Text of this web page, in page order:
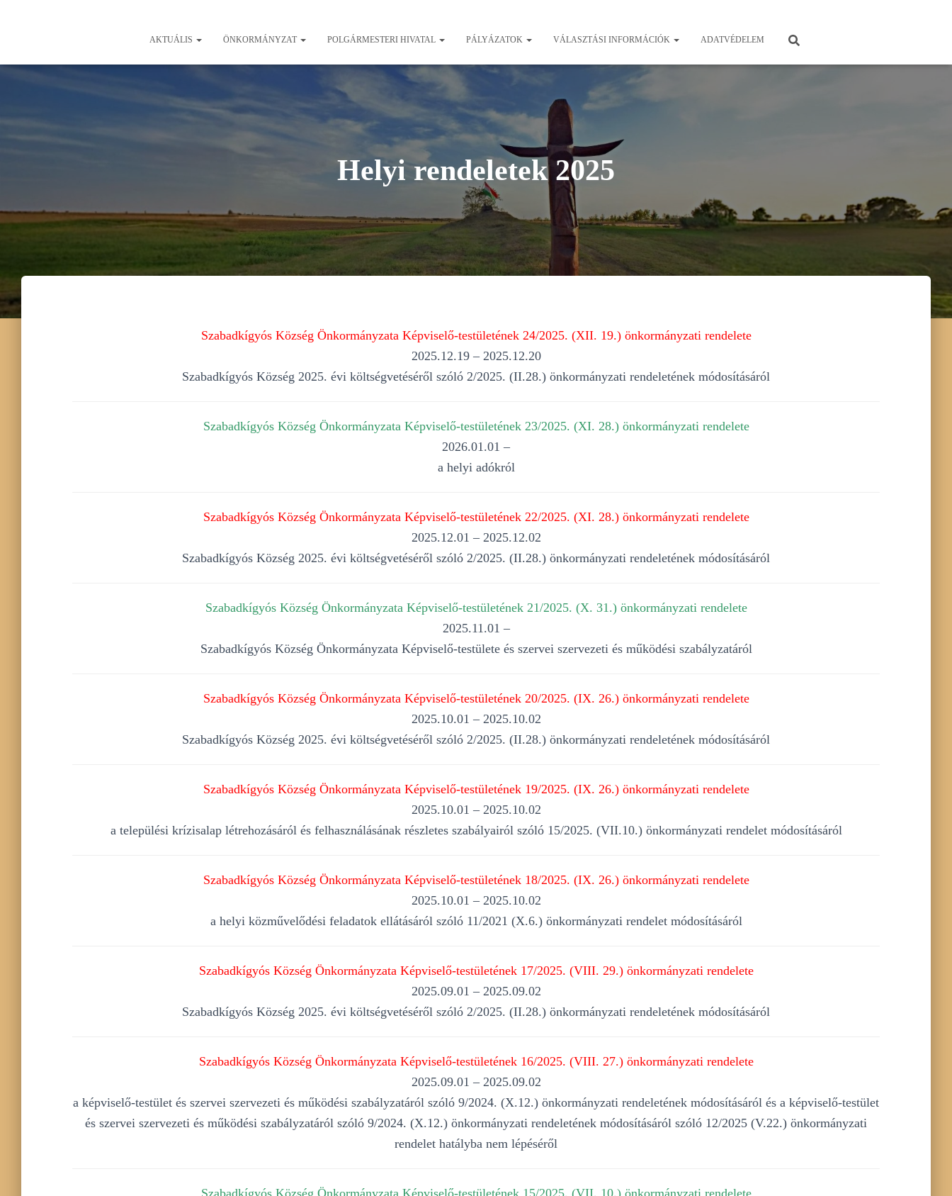
AKTUÁLIS ÖNKORMÁNYZAT POLGÁRMESTERI HIVATAL PÁLYÁZATOK VÁLASZTÁSI INFORMÁCIÓK ADATVÉDELEM
Helyi rendeletek 2025
Szabadkígyós Község Önkormányzata Képviselő-testületének 24/2025. (XII. 19.) önkormányzati rendelete
2025.12.19 – 2025.12.20
Szabadkígyós Község 2025. évi költségvetéséről szóló 2/2025. (II.28.) önkormányzati rendeletének módosításáról
Szabadkígyós Község Önkormányzata Képviselő-testületének 23/2025. (XI. 28.) önkormányzati rendelete
2026.01.01 –
a helyi adókról
Szabadkígyós Község Önkormányzata Képviselő-testületének 22/2025. (XI. 28.) önkormányzati rendelete
2025.12.01 – 2025.12.02
Szabadkígyós Község 2025. évi költségvetéséről szóló 2/2025. (II.28.) önkormányzati rendeletének módosításáról
Szabadkígyós Község Önkormányzata Képviselő-testületének 21/2025. (X. 31.) önkormányzati rendelete
2025.11.01 –
Szabadkígyós Község Önkormányzata Képviselő-testülete és szervei szervezeti és működési szabályzatáról
Szabadkígyós Község Önkormányzata Képviselő-testületének 20/2025. (IX. 26.) önkormányzati rendelete
2025.10.01 – 2025.10.02
Szabadkígyós Község 2025. évi költségvetéséről szóló 2/2025. (II.28.) önkormányzati rendeletének módosításáról
Szabadkígyós Község Önkormányzata Képviselő-testületének 19/2025. (IX. 26.) önkormányzati rendelete
2025.10.01 – 2025.10.02
a települési krízisalap létrehozásáról és felhasználásának részletes szabályairól szóló 15/2025. (VII.10.) önkormányzati rendelet módosításáról
Szabadkígyós Község Önkormányzata Képviselő-testületének 18/2025. (IX. 26.) önkormányzati rendelete
2025.10.01 – 2025.10.02
a helyi közművelődési feladatok ellátásáról szóló 11/2021 (X.6.) önkormányzati rendelet módosításáról
Szabadkígyós Község Önkormányzata Képviselő-testületének 17/2025. (VIII. 29.) önkormányzati rendelete
2025.09.01 – 2025.09.02
Szabadkígyós Község 2025. évi költségvetéséről szóló 2/2025. (II.28.) önkormányzati rendeletének módosításáról
Szabadkígyós Község Önkormányzata Képviselő-testületének 16/2025. (VIII. 27.) önkormányzati rendelete
2025.09.01 – 2025.09.02
a képviselő-testület és szervei szervezeti és működési szabályzatáról szóló 9/2024. (X.12.) önkormányzati rendeletének módosításáról és a képviselő-testület
és szervei szervezeti és működési szabályzatáról szóló 9/2024. (X.12.) önkormányzati rendeletének módosításáról szóló 12/2025 (V.22.) önkormányzati
rendelet hatályba nem lépéséről
Szabadkígyós Község Önkormányzata Képviselő-testületének 15/2025. (VII. 10.) önkormányzati rendelete